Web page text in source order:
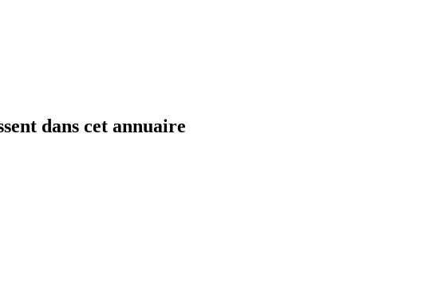
dans cet annuaire